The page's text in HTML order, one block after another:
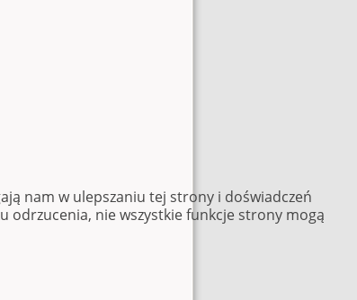
nam w ulepszaniu tej strony i doświadczeń
odrzucenia, nie wszystkie funkcje strony mogą